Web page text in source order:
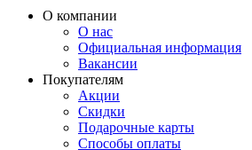
О компании
О нас
Официальная информация
Вакансии
Покупателям
Акции
Скидки
Подарочные карты
Способы оплаты